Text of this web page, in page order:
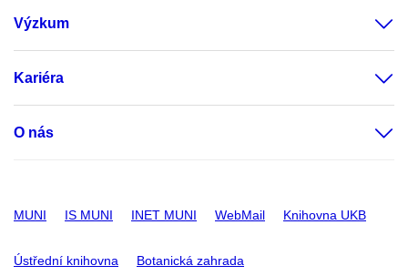
Výzkum
Kariéra
O nás
MUNI IS MUNI INET MUNI WebMail Knihovna UKB
Ústřední knihovna Botanická zahrada